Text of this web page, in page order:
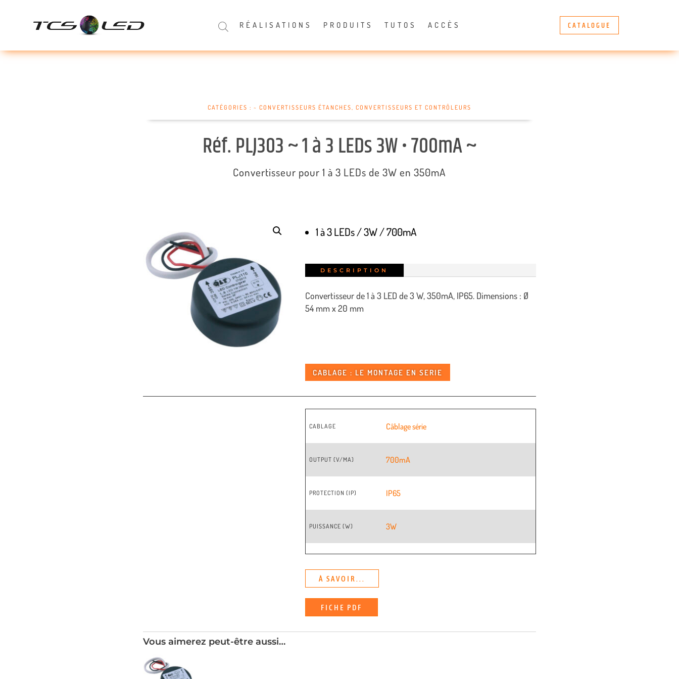
RÉALISATIONS PRODUITS TUTOS ACCÈS CATALOGUE
CATÉGORIES : ~ CONVERTISSEURS ÉTANCHES, CONVERTISSEURS ET CONTRÔLEURS
Réf. PLJ303 ~ 1 à 3 LEDs 3W • 700mA ~
Convertisseur pour 1 à 3 LEDs de 3W en 350mA
1 à 3 LEDs / 3W / 700mA
DESCRIPTION
Convertisseur de 1 à 3 LED de 3 W, 350mA, IP65. Dimensions : Ø
54 mm x 20 mm
CABLAGE : LE MONTAGE EN SERIE
CABLAGE Câblage série
OUTPUT (V/MA) 700mA
PROTECTION (IP) IP65
PUISSANCE (W) 3W
À SAVOIR...
FICHE PDF
Vous aimerez peut-être aussi…